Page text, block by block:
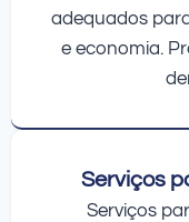
adequados
e economia.
Serviços
Serviços